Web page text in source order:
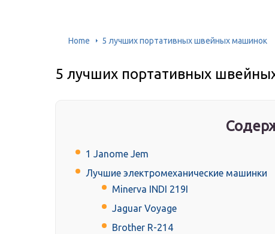
Home 5 лучших портативных швейных машинок
5 лучших портативных
1 Janome Jem
Лучшие электромеханические машинки
Minerva INDI 219I
Jaguar Voyage
Brother R-214